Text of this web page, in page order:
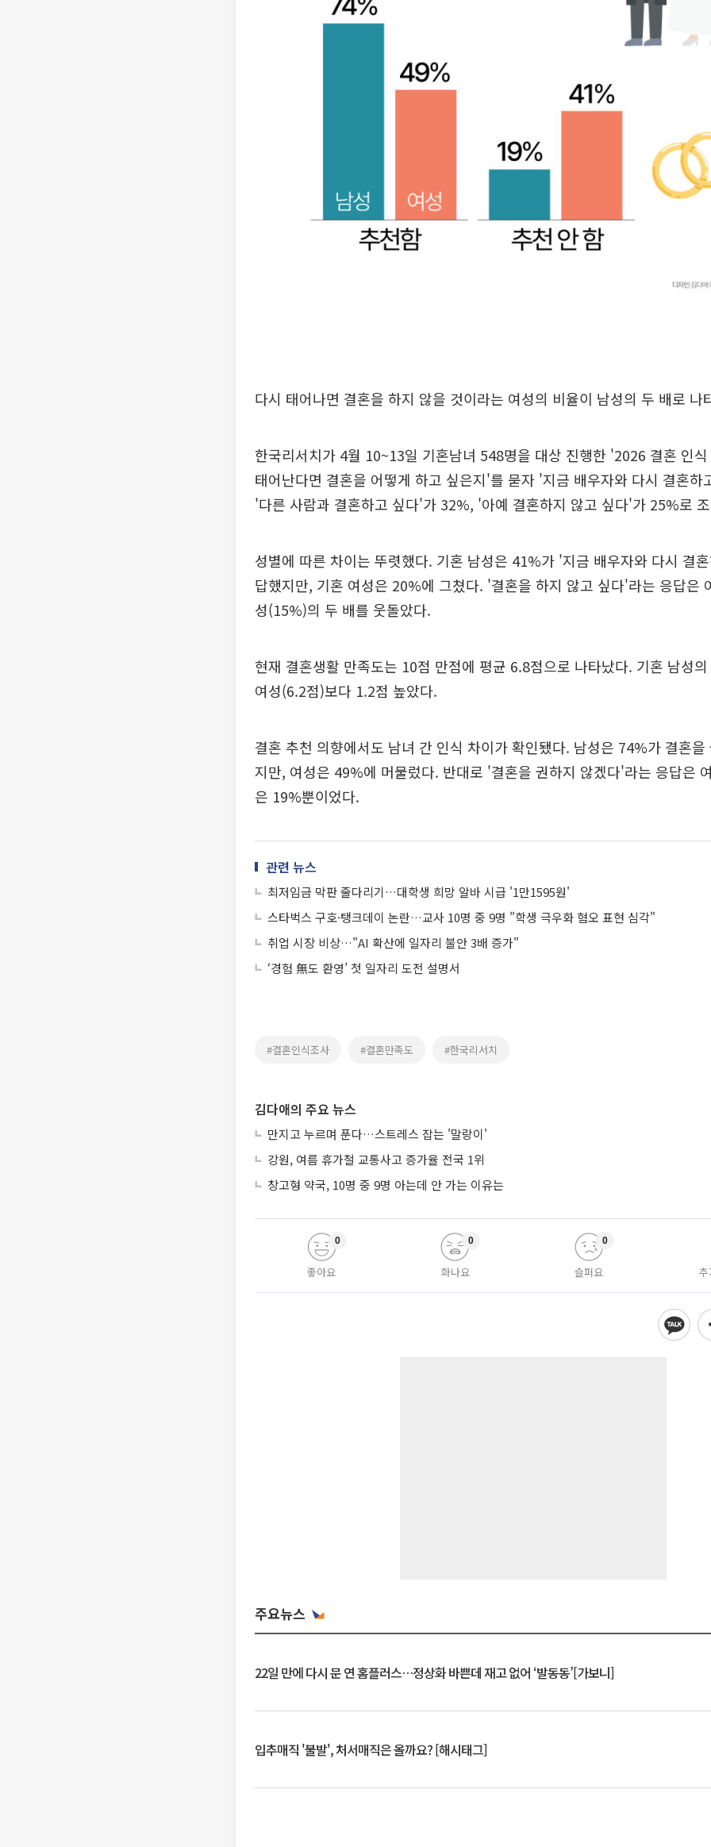
다시 태어나면 결혼을 하지 않을 것이라는 여성의 비율이 남성의 두 배로 나
한국리서치가 4월 10~13일 기혼남녀 548명을 대상 진행한 '2026 결혼 인
태어난다면 결혼을 어떻게 하고 싶은지'를 묻자 '지금 배우자와 다시 결혼
'다른 사람과 결혼하고 싶다'가 32%, '아예 결혼하지 않고 싶다'가 25%로
성별에 따른 차이는 뚜렷했다. 기혼 남성은 41%가 '지금 배우자와 다시 결
답했지만, 기혼 여성은 20%에 그쳤다. '결혼을 하지 않고 싶다'라는 응답은
성(15%)의 두 배를 웃돌았다.
현재 결혼생활 만족도는 10점 만점에 평균 6.8점으로 나타났다. 기혼 남성
여성(6.2점)보다 1.2점 높았다.
결혼 추천 의향에서도 남녀 간 인식 차이가 확인됐다. 남성은 74%가 결혼을
지만, 여성은 49%에 머물렀다. 반대로 '결혼을 권하지 않겠다'라는 응답은
은 19%뿐이었다.
관련 뉴스
최저임금 막판 줄다리기…대학생 희망 알바 시급 '1만1595원'
스타벅스 구호·탱크데이 논란…교사 10명 중 9명 "학생 극우화 혐오 표현 심각"
취업 시장 비상…"AI 확산에 일자리 불안 3배 증가"
‘경험 無도 환영’ 첫 일자리 도전 설명서
#결혼인식조사 #결혼만족도 #한국리서치
김다애의 주요 뉴스
만지고 누르며 푼다…스트레스 잡는 '말랑이'
강원, 여름 휴가철 교통사고 증가율 전국 1위
창고형 약국, 10명 중 9명 아는데 안 가는 이유는
좋아요
0
화나요
0
슬퍼요
0
주요뉴스
22일 만에 다시 문 연 홈플러스…정상화 바쁜데 재고 없어 ‘발동동’[가보니]
입추매직 '불발', 처서매직은 올까요? [해시태그]